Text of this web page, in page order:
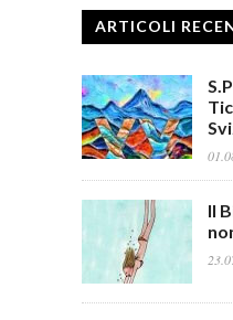
ARTICOLI
Il